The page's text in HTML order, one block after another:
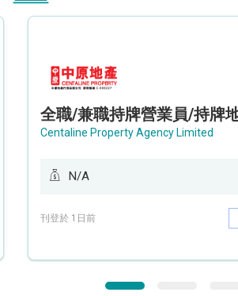
Centaline Property Agency Limited
N/A
刊登於 1日前